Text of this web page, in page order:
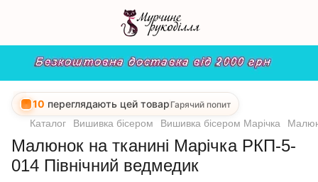
10 переглядають цей товар Гарячий попит
Каталог Вишивка бісером Вишивка бісером Марічка
Малюнок на тканині Марічка РКП-5-
014 Північний ведмедик